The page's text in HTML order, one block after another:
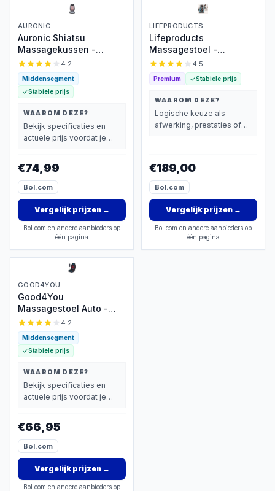
AURONIC
Auronic Shiatsu
Massagekussen -
Massagestoel -
Massage Rug - Infrarood
- Massage apparaat -
Massage Stoel - Zwart
4.2
Middensegment
Stabiele prijs
WAAROM DEZE?
Bekijk specificaties en
actuele prijs voordat je
€74,99
Bol.com
Vergelijk prijzen→
Bol.com en andere aanbieders op
één pagina
LIFEPRODUCTS
Lifeproducts
Massagestoel -
Rugmassage Apparaat -
Shiatsu Rug
Massagekussen -
Massage Apparaat voor
Stoel met Infrarood
Verwarming
4.5
Premium Stabiele prijs
WAAROM DEZE?
Logische keuze als
afwerking, prestaties of
€189,00
Bol.com
Vergelijk prijzen→
Bol.com en andere aanbieders op
één pagina
GOOD4YOU
Good4You
Massagestoel Auto -
Massagekussen -
Massage apparaat - Rug
- Infrarood -
Verwarmingsfunctie -
4.2
Middensegment
Stabiele prijs
WAAROM DEZE?
Bekijk specificaties en
actuele prijs voordat je
€66,95
Bol.com
Vergelijk prijzen→
Bol.com en andere aanbieders op